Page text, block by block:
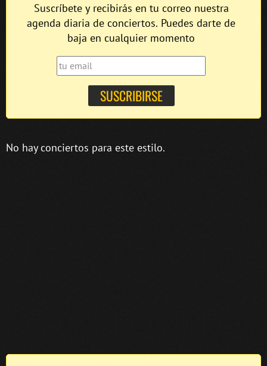
Suscríbete y recibirás en tu correo nuestra
agenda diaria de conciertos. Puedes darte de
baja en cualquier momento
No hay conciertos para este estilo.